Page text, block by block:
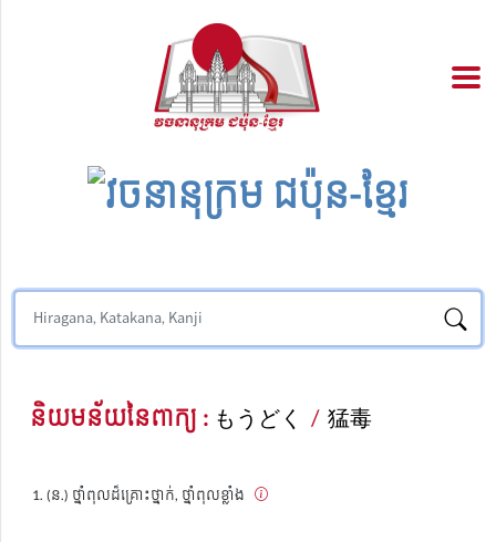
និយមន័យនៃពាក្យ : もうどく / 猛毒
(ន.) ថ្នាំពុលដ៏គ្រោះថ្នាក់, ថ្នាំពុលខ្លាំង